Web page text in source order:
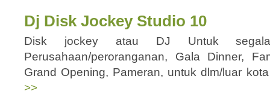
Dj Disk Jockey Studio 10
Disk jockey atau DJ Untuk
Perusahaan/peroranganan, Gala Dinner,
Grand Opening, Pameran, untuk dlm/luar
>>